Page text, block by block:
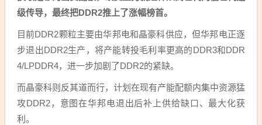
级传导，最终把DDR2推上了涨幅榜首。
目前DDR2颗粒主要由华邦电和晶豪科供应，但华邦电正逐
步退出DDR2生产，将产能转投毛利率更高的DDR3和DDR
4/LPDDR4，进一步加剧了DDR2的紧缺。
而晶豪科则反其道而行，计划在现有产能配额内集中资源猛
攻DDR2，意图在华邦电退出后补上供给缺口、最大化获
利。